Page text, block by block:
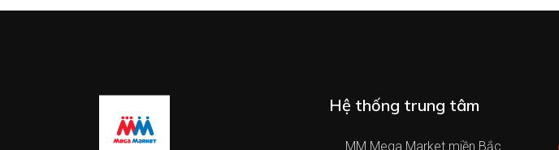
Hệ thống trung tâm
MM Mega Market miền Bắc